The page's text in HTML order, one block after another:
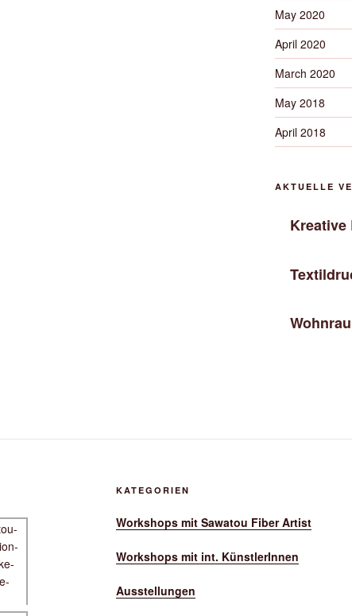
May 2020
April 2020
March 2020
May 2018
April 2018
AKTUELLE
Kreative
KATEGORIEN
Workshops mit Sawatou Fiber Artist
Workshops mit int. KünstlerInnen
Ausstellungen